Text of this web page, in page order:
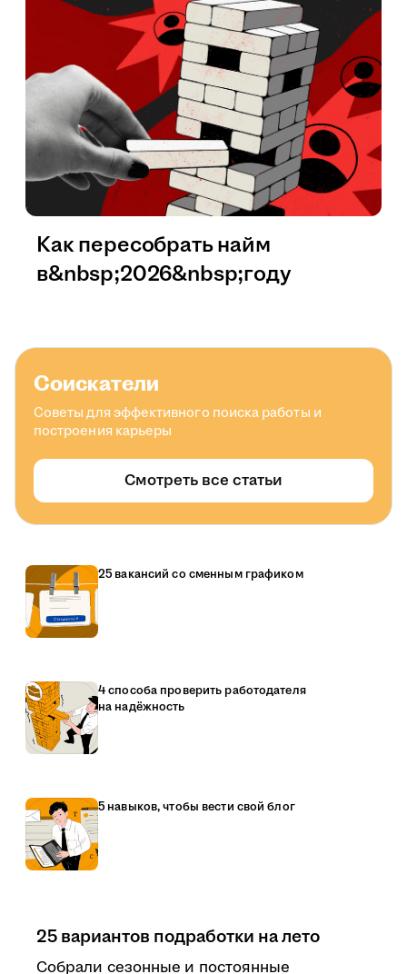
Как пересобрать найм
в&nbsp;2026&nbsp;году
Соискатели
Советы для эффективного поиска работы и
построения карьеры
Смотреть все статьи
25 вакансий со сменным графиком
4 способа проверить работодателя
на надёжность
5 навыков, чтобы вести свой блог
25 вариантов подработки на лето
Собрали сезонные и постоянные